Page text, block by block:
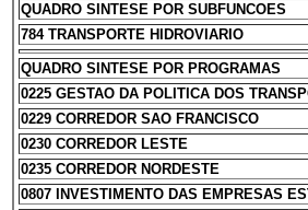
QUADRO SINTESE POR SUBFUNCOES
784 TRANSPORTE HIDROVIARIO
QUADRO SINTESE POR PROGRAMAS
0225 GESTAO DA POLITICA DOS
0229 CORREDOR SAO FRANCISCO
0230 CORREDOR LESTE
0235 CORREDOR NORDESTE
0807 INVESTIMENTO DAS EMPRESAS